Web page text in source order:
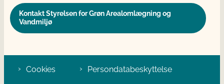
Kontakt Styrelsen for Grøn Arealomlægning og
Vandmiljø
Cookies Persondatabeskyttelse